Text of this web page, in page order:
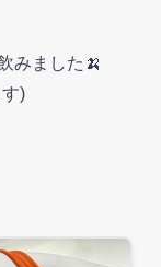
みました🍌
)